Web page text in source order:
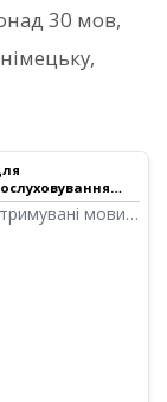
30 мов,
текстумови